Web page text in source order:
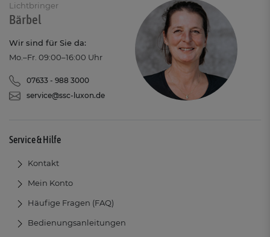
Lichtbringer
Bärbel
Wir sind für Sie da:
Mo.–Fr. 09:00–16:00 Uhr
07633 - 988 3000
service@ssc-luxon.de
Service & Hilfe
Kontakt
Mein Konto
Häufige Fragen (FAQ)
Bedienungsanleitungen